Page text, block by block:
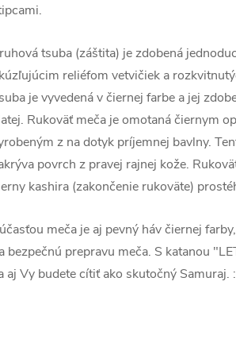
tsuba (záštita) je zdobená
reliéfom vetvičiek a
je vyvedená v čiernej farbe a jej
Rukoväť meča je omotaná čiernym
z na dotyk príjemnej bavlny.
povrch z pravej rajnej kože.
kashira (zakončenie rukoväte)
meča je aj pevný háv čiernej
bezpečnú prepravu meča. S katanou
aj Vy budete cítiť ako skutočný Samuraj.